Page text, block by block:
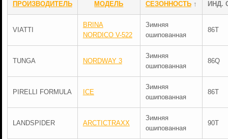
ПРОИЗВОДИТЕЛЬ МОДЕЛЬ СЕЗОННОСТЬ↑ ИНД.
VIATTI
BRINA
NORDICO V-522
Зимняя
ошипованная
86T
TUNGA NORDWAY 3
Зимняя
ошипованная
86Q
PIRELLI FORMULA ICE
Зимняя
ошипованная
86T
LANDSPIDER ARCTICTRAXX
Зимняя
ошипованная
90T